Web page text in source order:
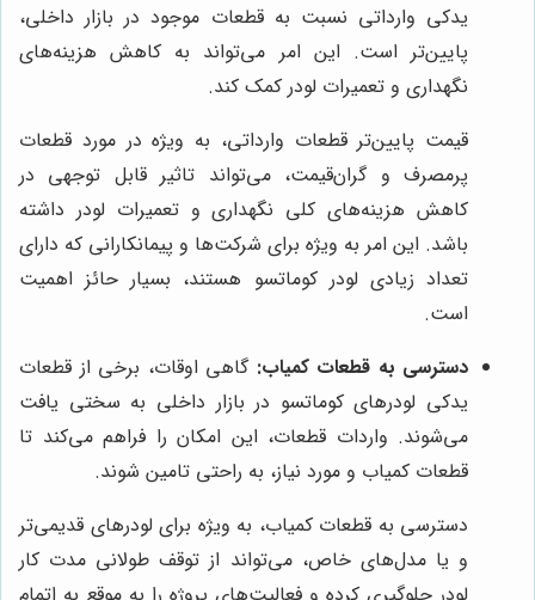
یدکی وارداتی نسبت به قطعات موجود در بازار داخلی،
پایین‌تر است. این امر می‌تواند به کاهش هزینه‌های
نگهداری و تعمیرات لودر کمک کند.
قیمت پایین‌تر قطعات وارداتی، به ویژه در مورد قطعات
پرمصرف و گران‌قیمت، می‌تواند تاثیر قابل توجهی در
کاهش هزینه‌های کلی نگهداری و تعمیرات لودر داشته
باشد. این امر به ویژه برای شرکت‌ها و پیمانکارانی که دارای
تعداد زیادی لودر کوماتسو هستند، بسیار حائز اهمیت
است.
دسترسی به قطعات کمیاب: گاهی اوقات، برخی از قطعات
یدکی لودرهای کوماتسو در بازار داخلی به سختی یافت
می‌شوند. واردات قطعات، این امکان را فراهم می‌کند تا
قطعات کمیاب و مورد نیاز، به راحتی تامین شوند.
دسترسی به قطعات کمیاب، به ویژه برای لودرهای قدیمی‌تر
و یا مدل‌های خاص، می‌تواند از توقف طولانی مدت کار